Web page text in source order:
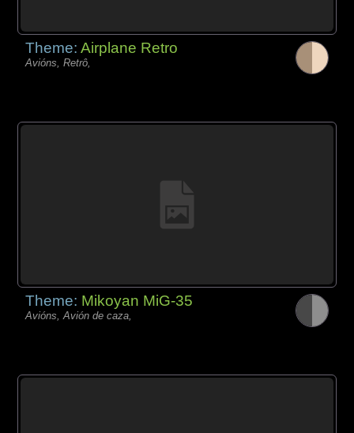
Theme:Airplane Retro
Avións, Retrô,
Theme: Mikoyan MiG-35
Avións, Avión de caza,